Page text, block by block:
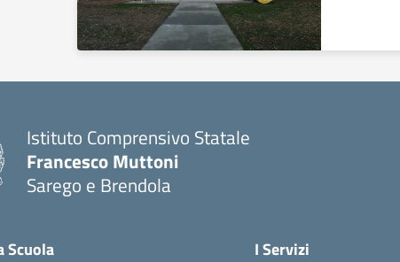
Istituto Comprensivo Statale
Francesco Muttoni
Sarego e Brendola
Scuola I Servizi